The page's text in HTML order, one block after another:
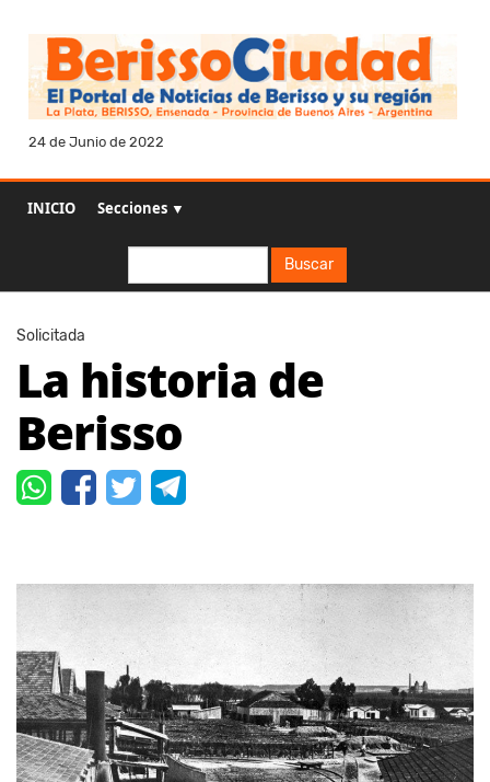
24 de Junio de 2022
INICIO Secciones ▼
Buscar
Solicitada
La historia de
Berisso